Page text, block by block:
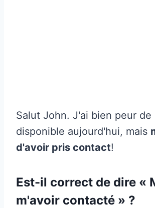
Salut John. J'ai bien peur de
disponible aujourd'hui, mais
d'avoir pris contact!
Est-il correct de dire «
m'avoir contacté » ?